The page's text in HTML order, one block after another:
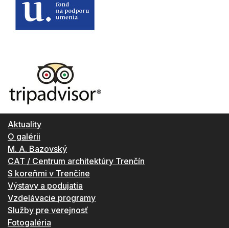
Aktuality
O galérii
M. A. Bazovský
CAT / Centrum architektúry Trenčín
S koreňmi v Trenčíne
Výstavy a podujatia
Vzdelávacie programy
Služby pre verejnosť
Fotogaléria